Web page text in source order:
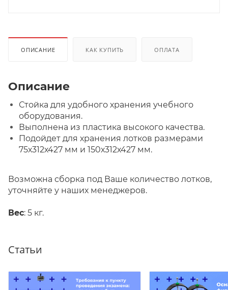
ОПИСАНИЕ КАК КУПИТЬ ОПЛАТА
Описание
Стойка для удобного хранения учебного
оборудования.
Выполнена из пластика высокого качества.
Подойдет для хранения лотков размерами
75х312х427 мм и 150х312х427 мм.
Возможна сборка под Ваше количество лотков,
уточняйте у наших менеджеров.
Вес: 5 кг.
Статьи